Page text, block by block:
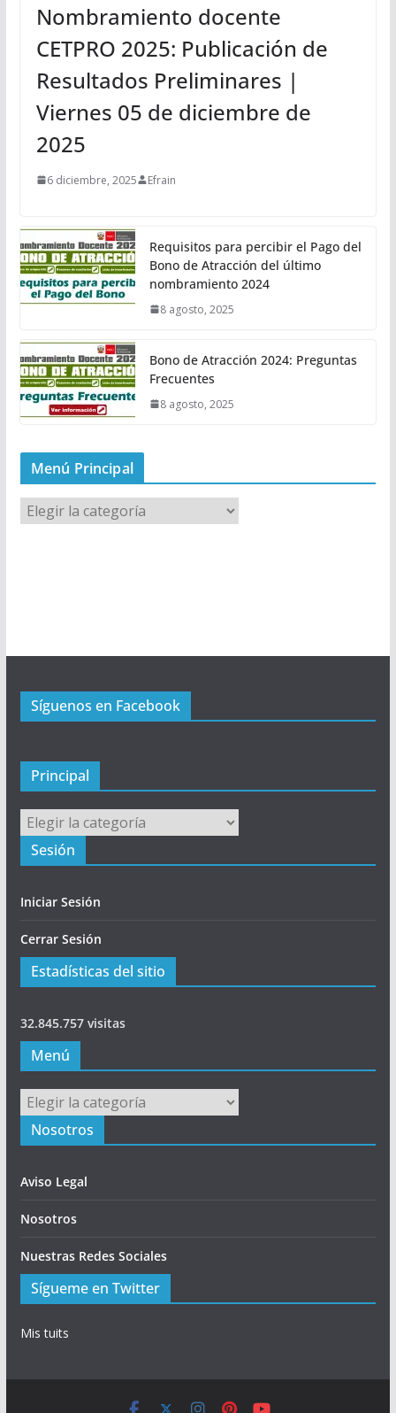
Nombramiento docente
CETPRO 2025: Publicación de
Resultados Preliminares |
Viernes 05 de diciembre de
2025
6 diciembre, 2025 Efrain
Requisitos para percibir el Pago del
Bono de Atracción del último
nombramiento 2024
8 agosto, 2025
Bono de Atracción 2024: Preguntas
Frecuentes
8 agosto, 2025
Menú Principal
M
e
Síguenos en Facebook
Principal
Principal
Sesión
Iniciar Sesión
Cerrar Sesión
Estadísticas del sitio
32.845.757 visitas
Menú
Menú
Nosotros
Aviso Legal
Nosotros
Nuestras Redes Sociales
Sígueme en Twitter
Mis tuits